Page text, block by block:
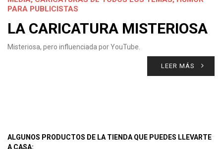
PARA PUBLICISTAS
LA CARICATURA MISTERIOSA
Misteriosa, pero influenciada por YouTube.
LEER MÁS
ALGUNOS PRODUCTOS DE LA TIENDA QUE PUEDES LLEVARTE
A CASA: